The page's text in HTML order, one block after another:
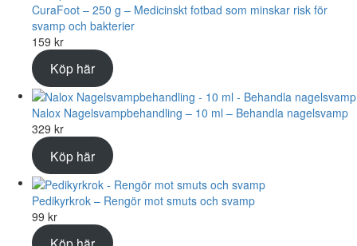
CuraFoot – 250 g – Medicinskt fotbad som minskar risk för
svamp och bakterier
159 kr
Köp här
Nalox Nagelsvampbehandling – 10 ml – Behandla nagelsvamp
329 kr
Köp här
Pedikyrkrok – Rengör mot smuts och svamp
99 kr